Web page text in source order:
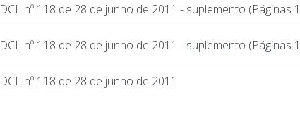
DCL nº 118 de 28 de junho de 2011 - suplemento (Páginas
DCL nº 118 de 28 de junho de 2011 - suplemento (Páginas
DCL nº 118 de 28 de junho de 2011